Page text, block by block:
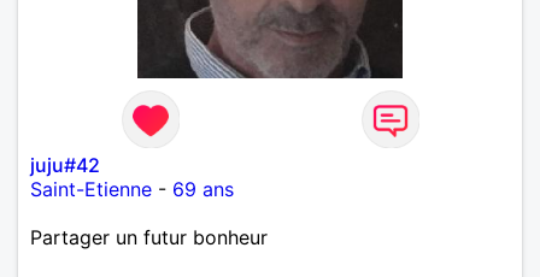
juju#42
Saint-Etienne - 69 ans
Partager un futur bonheur